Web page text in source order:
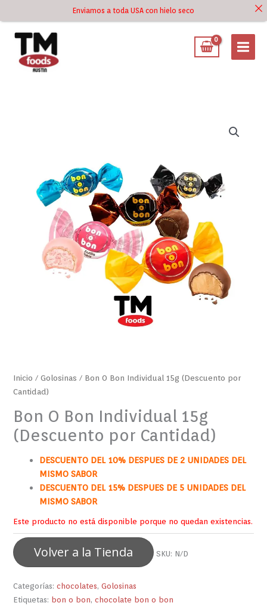
Enviamos a toda USA con hielo seco
al
contenido
Inicio /Golosinas / Bon O Bon Individual 15g (Descuento por
Cantidad)
Bon O Bon Individual 15g
(Descuento por Cantidad)
DESCUENTO DEL 10% DESPUES DE 2 UNIDADES DEL
MISMO SABOR
DESCUENTO DEL 15% DESPUES DE 5 UNIDADES DEL
MISMO SABOR
Este producto no está disponible porque no quedan existencias.
Volver a la Tienda SKU: N/D
Categorías:chocolates,Golosinas
Etiquetas: bon o bon,chocolate bon o bon